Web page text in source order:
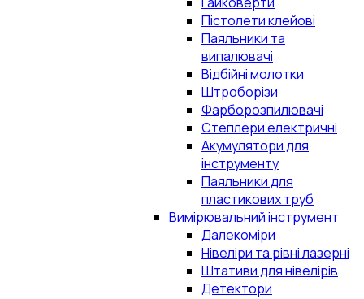
Пістолети клейові
Паяльники та
випалювачі
Відбійні молотки
Штроборізи
Фарборозпилювачі
Степлери електричні
Акумулятори для
інструменту
Паяльники для
пластикових труб
Вимірювальний інструмент
Далекоміри
Нівеліри та рівні лазерні
Штативи для нівелірів
Детектори